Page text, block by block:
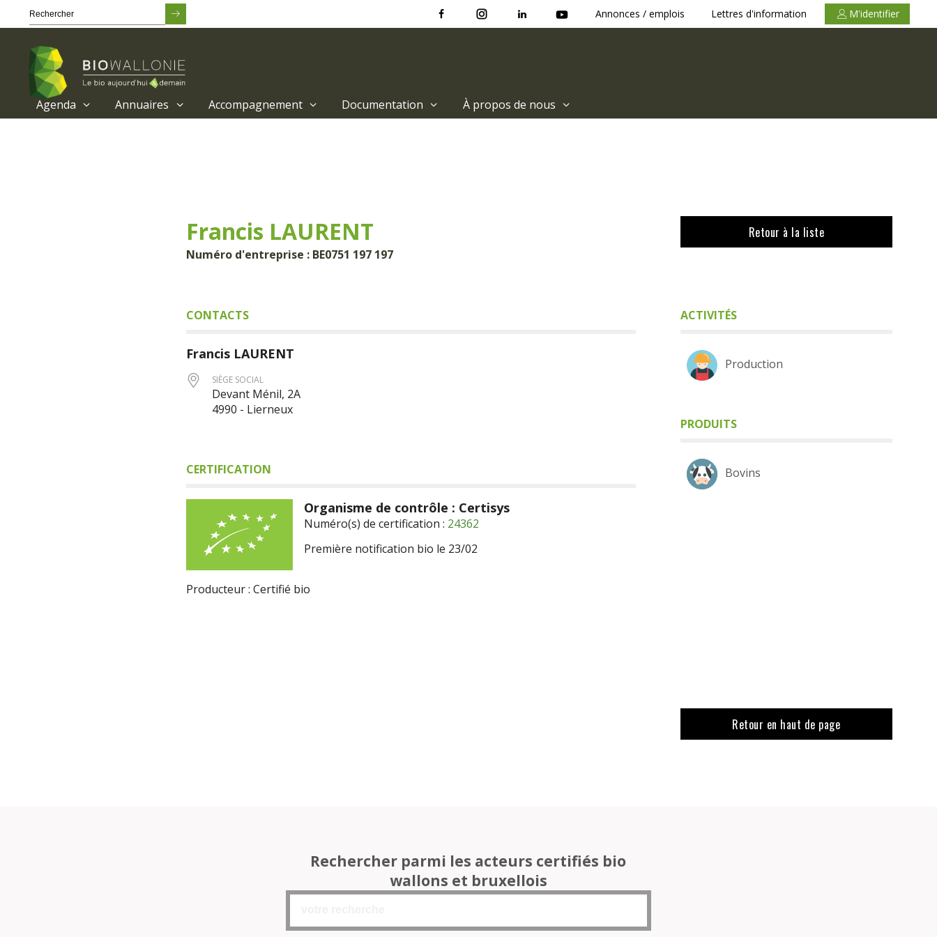
Annonces / emplois Lettres d'information M'identifier
Agenda Annuaires Accompagnement Documentation À propos de nous
Francis LAURENT
Numéro d'entreprise : BE0751 197 197
CONTACTS
Francis LAURENT
SIÈGE SOCIAL
Devant Ménil, 2A
4990 - Lierneux
CERTIFICATION
Organisme de contrôle : Certisys
Numéro(s) de certification : 24362
Première notification bio le 23/02
Producteur : Certifié bio
Retour à la liste
ACTIVITÉS
Production
PRODUITS
Bovins
Retour en haut de page
Rechercher parmi les acteurs certifiés bio
wallons et bruxellois